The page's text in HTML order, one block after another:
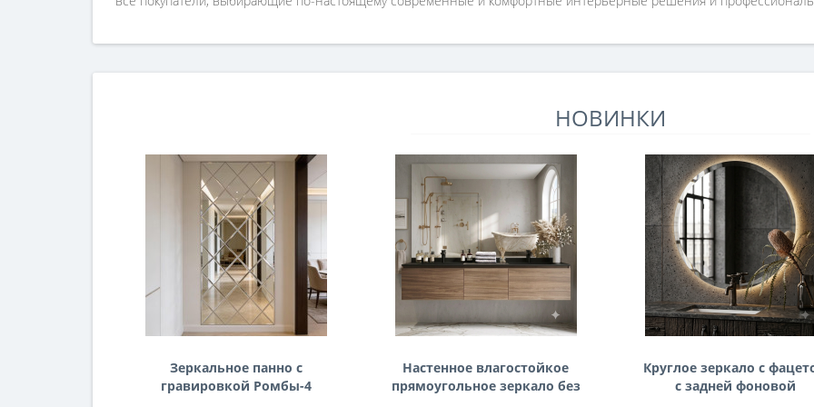
НОВИНКИ
Зеркальное панно с
гравировкой Ромбы-4
Настенное влагостойкое
прямоугольное зеркало без
Круглое зеркало с
с задней фоновой